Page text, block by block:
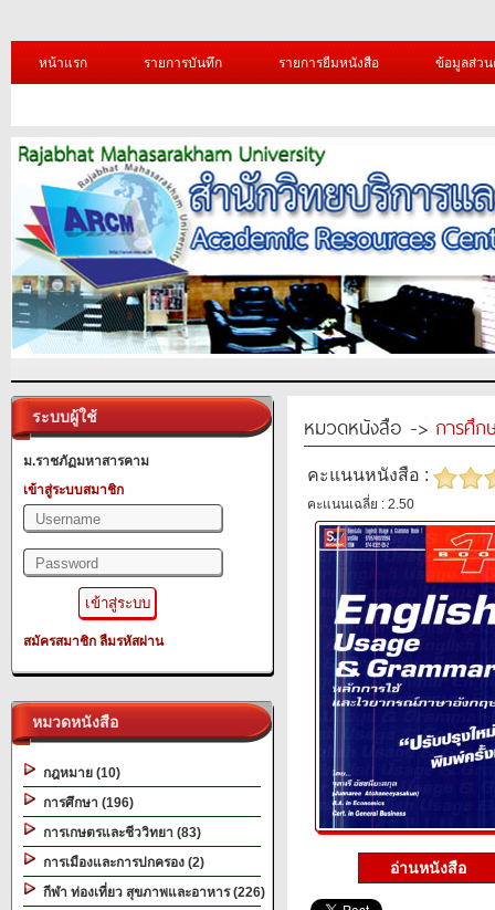
หน้าแรก รายการบันทึก รายการยืมหนังสือ ข้อมูลส่ว
ระบบผู้ใช้
ม.ราชภัฏมหาสารคาม
เข้าสู่ระบบสมาชิก
สมัครสมาชิก ลืมรหัสผ่าน
หมวดหนังสือ
กฎหมาย (10)
การศึกษา (196)
การเกษตรและชีววิทยา (83)
การเมืองและการปกครอง (2)
กีฬา ท่องเที่ยว สุขภาพและอาหาร (226)
หมวดหนังสือ -> การศึก
คะแนนหนังสือ :
คะแนนเฉลี่ย : 2.50
อ่านหนังสือ